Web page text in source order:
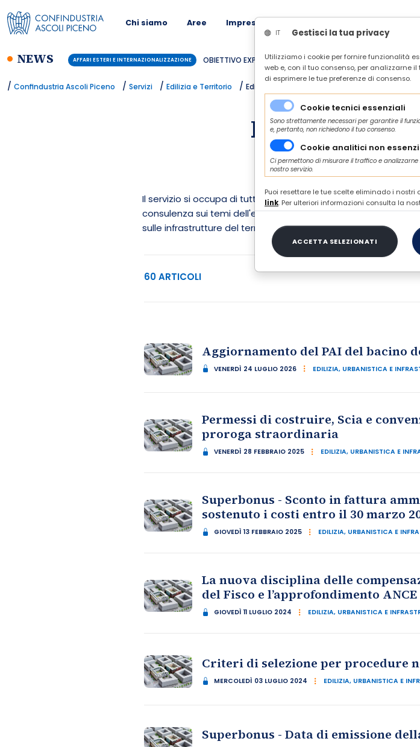
Chi siamo Aree Imprese
NEWS CONFINDUSTRIA BUSINESS CONTINUITY PER LE PMI - ARQUATA DEL TRONTO, 22 SETTEMBRE 2026
/ Confindustria Ascoli Piceno / Servizi / Edilizia e Territorio / Edilizia, urbanistica e infrastrutture
EDILIZIA,
Il servizio si occupa di tutti gli aspetti relativi alle Sedi
consulenza sui temi dell'edilizia e della gestione degli
sulle infrastrutture del territorio e monitora le principali
60 ARTICOLI
Aggiornamento del PAI del bacino
VENERDÌ 24 LUGLIO 2026 EDILIZIA, URBANISTICA E
Permessi di costruire, Scia e
proroga straordinaria
VENERDÌ 28 FEBBRAIO 2025 EDILIZIA, URBANISTICA E
Superbonus - Sconto in fattura
sostenuto i costi entro il 30 marzo
GIOVEDÌ 13 FEBBRAIO 2025 EDILIZIA, URBANISTICA E
La nuova disciplina delle
del Fisco e l’approfondimento ANCE
GIOVEDÌ 11 LUGLIO 2024 EDILIZIA, URBANISTICA E
Criteri di selezione per procedure
MERCOLEDÌ 03 LUGLIO 2024 EDILIZIA, URBANISTICA E
Superbonus - Data di emissione
IT Gestisci la tua privacy
Utilizziamo i cookie per fornire funzionalità
web e, con il tuo consenso, per analizzarne
di esprimere le tue preferenze di consenso.
Cookie tecnici essenziali
Sono strettamente necessari per garantire il
e, pertanto, non richiedono il tuo consenso.
Cookie analitici non
Ci permettono di misurare il traffico e
nostro servizio.
Puoi resettare le tue scelte eliminado i nostri
link. Per ulteriori informazioni consulta la
ACCETTA SELEZIONATI